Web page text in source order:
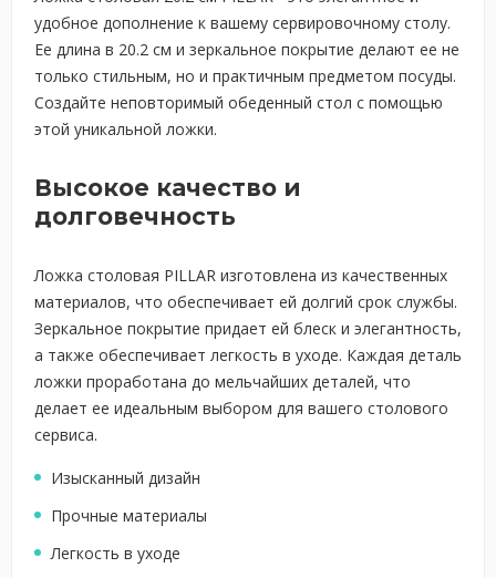
удобное дополнение к вашему сервировочному столу.
Ее длина в 20.2 см и зеркальное покрытие делают ее не
только стильным, но и практичным предметом посуды.
Создайте неповторимый обеденный стол с помощью
этой уникальной ложки.
Высокое качество и
долговечность
Ложка столовая PILLAR изготовлена из качественных
материалов, что обеспечивает ей долгий срок службы.
Зеркальное покрытие придает ей блеск и элегантность,
а также обеспечивает легкость в уходе. Каждая деталь
ложки проработана до мельчайших деталей, что
делает ее идеальным выбором для вашего столового
сервиса.
Изысканный дизайн
Прочные материалы
Легкость в уходе